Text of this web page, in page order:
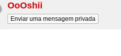
OoOshii
Enviar uma mensagem privada